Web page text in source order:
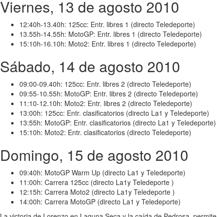
Viernes, 13 de agosto 2010
12:40h-13.40h: 125cc: Entr. libres 1 (directo Teledeporte)
13.55h-14.55h: MotoGP: Entr. libres 1 (directo Teledeporte)
15:10h-16.10h: Moto2: Entr. libres 1 (directo Teledeporte)
Sábado, 14 de agosto 2010
09:00-09.40h: 125cc: Entr. libres 2 (directo Teledeporte)
09:55-10.55h: MotoGP: Entr. libres 2 (directo Teledeporte)
11:10-12.10h: Moto2: Entr. libres 2 (directo Teledeporte)
13:00h: 125cc: Entr. clasificatorios (directo La1 y Teledeporte)
13:55h: MotoGP: Entr. clasificatorios (directo La1 y Teledeporte)
15:10h: Moto2: Entr. clasificatorios (directo Teledeporte)
Domingo, 15 de agosto 2010
09:40h: MotoGP Warm Up (directo La1 y Teledeporte)
11:00h: Carrera 125cc (directo La1y Teledeporte )
12:15h: Carrera Moto2 (directo La1y Teledeporte )
14:00h: Carrera MotoGP (directo La1 y Teledeporte)